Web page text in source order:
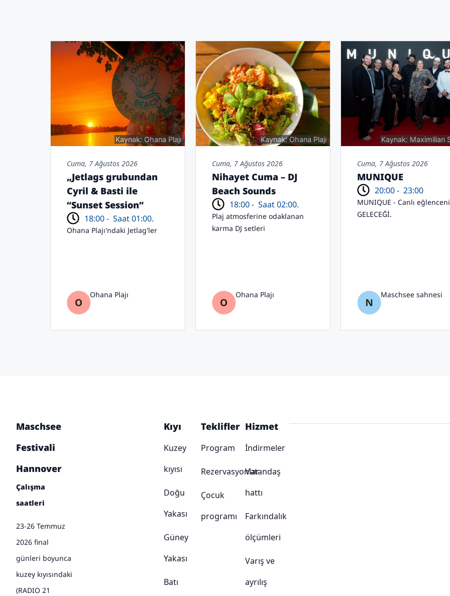
Kaynak: Ohana Plajı
Cuma, 7 Ağustos 2026
„Jetlags grubundan
Cyril & Basti ile
“Sunset Session”
18:00 - Saat 01:00.
Ohana Plajı'ndaki Jetlag'ler
Ohana Plajı
Kaynak: Ohana Plajı
Cuma, 7 Ağustos 2026
Nihayet Cuma – DJ
Beach Sounds
18:00 - Saat 02:00.
Plaj atmosferine odaklanan
karma DJ setleri
Ohana Plajı
Kaynak: Maximilian
Cuma, 7 Ağustos 2026
MUNIQUE
20:00 - 23:00
MUNIQUE - Canlı
GELECEĞİ.
Maschsee sahnesi
Maschsee
Festivali
Hannover
Çalışma
saatleri
23-26 Temmuz
2026 final
günleri boyunca
kuzey kıyısındaki
(RADIO 21
Kıyı
Kuzey
kıyısı
Doğu
Yakası
Güney
Yakası
Batı
Teklifler
Program
Rezervasyonlar
Çocuk
programı
Hizmet
İndirmeler
Vatandaş
hattı
Farkındalık
ölçümleri
Varış ve
ayrılış